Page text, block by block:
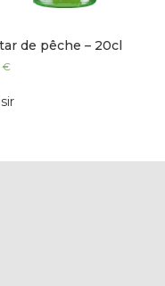
de pêche – 20cl
€